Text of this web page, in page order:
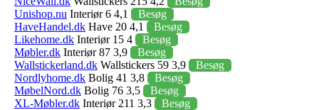
Unishop.nu Interiør 6 4,1
Besøg
HaveHandel.dk Have 20 4,1
Besøg
Likehome.dk Interiør 15 4
Besøg
Møbler.dk Interiør 87 3,9
Besøg
Wallstickerland.dk Wallstickers 59 3,9
Besøg
Nordlyhome.dk Bolig 41 3,8
Besøg
MøbelNord.dk Bolig 76 3,5
Besøg
XL-Møbler.dk Interiør 211 3,3
Besøg